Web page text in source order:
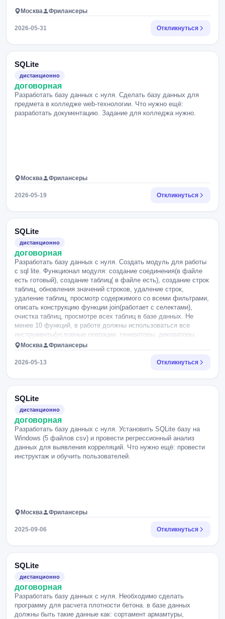
Москва Фрилансеры
2026-05-31 Откликнуться
SQLite
дистанционно
договорная
Разработать базу данных с нуля. Сделать базу данных для
предмета в колледже web-технологии. Что нужно ещё:
разработать документацию. Задание для колледжа нужно.
Москва Фрилансеры
2026-05-19 Откликнуться
SQLite
дистанционно
договорная
Разработать базу данных с нуля. Создать модуль для работы
с sql lite. Функционал модуля: создание соединения(в файле
есть готовый), создание таблиц( в файле есть), создание строк
таблиц, обновления значений строков, удаление строк,
удаление таблиц, просмотр содержимого со всеми фильтрами,
описать конструкцию функции join(работает с селектами),
очистка таблиц, просмотре всех таблиц в базе данных. Не
менее 10 функций, в работе должны использоваться все
инструменты(условные операции, генераторы, декораторы,
функции высшего порядка, картеж позиционных аргументов,
словарь ключевых аргументов, дефолтные аргументы(где
надо)). Система должна быть отказоустойчивой, обязательно
наследоваться от кастомной, которую вы создали. К работе
модуля, 2-Описание использования модуля, 3-Объяснение
используемых инструментов(где и почему что используется и
разработать документацию, провести инструктаж и обучить
пользователей.
Москва Фрилансеры
2026-05-13 Откликнуться
SQLite
дистанционно
договорная
Разработать базу данных с нуля. Установить SQLite базу на
Windows (5 файлов csv) и провести регрессионный анализ
данных для выявления корреляций. Что нужно ещё: провести
инструктаж и обучить пользователей.
Москва Фрилансеры
2025-09-06 Откликнуться
SQLite
дистанционно
договорная
Разработать базу данных с нуля. Необходимо сделать
программу для расчета плотности бетона. в базе данных
должны быть такие данные как: сортамент армамтуры,